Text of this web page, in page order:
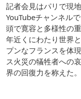
記者会見はパリで現
YouTubeチャンネル
頭で寛容と多様性の
年近くにわたり世界
プンなフランスを体
ス火災の犠牲者への
界の回復力を称えた。